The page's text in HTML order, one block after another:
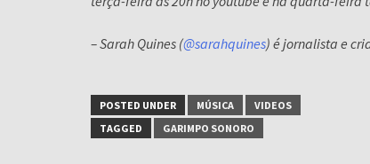
– Sarah Quines (@sarahquines) é jornalista e
POSTED UNDER MÚSICA
VIDEOS
TAGGED
GARIMPO SONORO